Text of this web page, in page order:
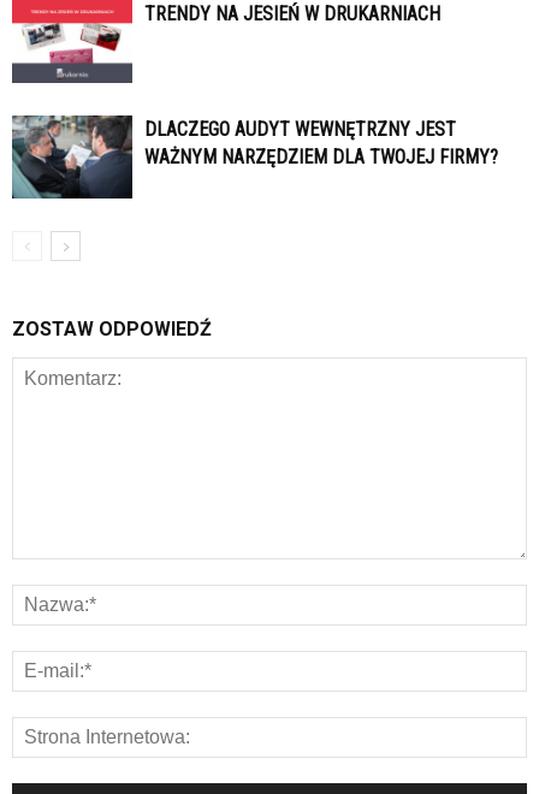
TRENDY NA JESIEŃ W DRUKARNIACH
DLACZEGO AUDYT WEWNĘTRZNY JEST
WAŻNYM NARZĘDZIEM DLA TWOJEJ FIRMY?
ZOSTAW ODPOWIEDŹ